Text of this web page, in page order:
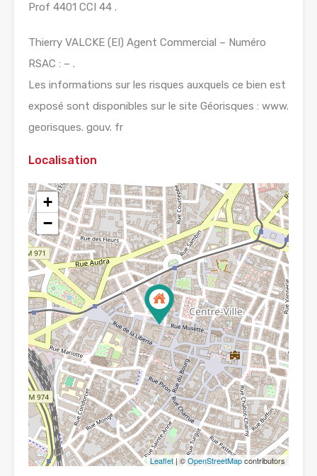
Prof 4401 CCI 44 .
Thierry VALCKE (EI) Agent Commercial – Numéro
RSAC : – .
Les informations sur les risques auxquels ce bien est
exposé sont disponibles sur le site Géorisques : www.
georisques. gouv. fr
Localisation
+
−
Leaflet | ©OpenStreetMapcontributors